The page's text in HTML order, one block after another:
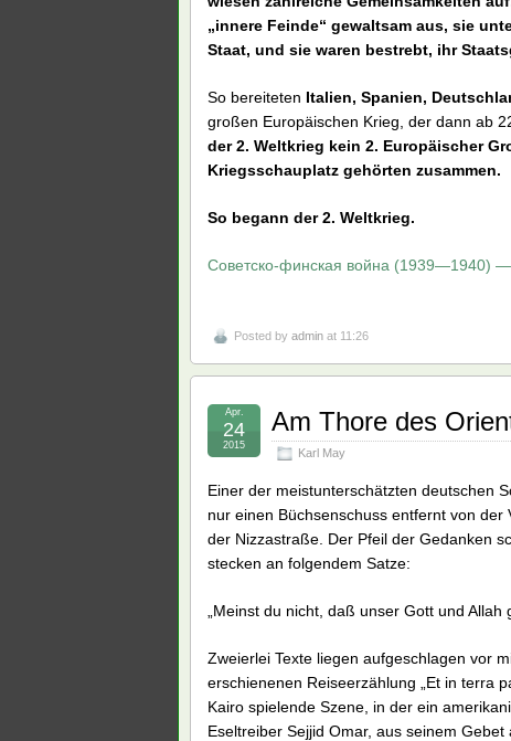
„innere Feinde“ gewaltsam aus, sie
Staat, und sie waren bestrebt, ihr
So bereiteten Italien, Spanien,
großen Europäischen Krieg, der dann ab
der 2. Weltkrieg kein 2. Europäischer
Kriegsschauplatz gehörten zusammen.
So begann der 2. Weltkrieg.
Советско-финская война (1939—1940)
Posted by admin at 11:26
Am Thore des
Karl May
Apr.
24
2015
Einer der meistunterschätzten deutschen
nur einen Büchsenschuss entfernt von
der Nizzastraße. Der Pfeil der Gedanken
stecken an folgendem Satze:
„Meinst du nicht, daß unser Gott und Allah
Zweierlei Texte liegen aufgeschlagen vor
erschienenen Reiseerzählung „Et in terra
Kairo spielende Szene, in der ein
Eseltreiber Sejjid Omar, aus seinem